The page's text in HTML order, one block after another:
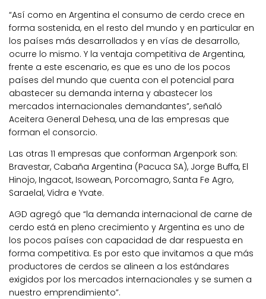
“Así como en Argentina el consumo de cerdo crece en
forma sostenida, en el resto del mundo y en particular en
los países más desarrollados y en vías de desarrollo,
ocurre lo mismo. Y la ventaja competitiva de Argentina,
frente a este escenario, es que es uno de los pocos
países del mundo que cuenta con el potencial para
abastecer su demanda interna y abastecer los
mercados internacionales demandantes”, señaló
Aceitera General Dehesa, una de las empresas que
forman el consorcio.
Las otras 11 empresas que conforman Argenpork son:
Bravestar, Cabaña Argentina (Pacuca SA), Jorge Buffa, El
Hinojo, Ingacot, Isowean, Porcomagro, Santa Fe Agro,
Saraelal, Vidra e Yvate.
AGD agregó que “la demanda internacional de carne de
cerdo está en pleno crecimiento y Argentina es uno de
los pocos países con capacidad de dar respuesta en
forma competitiva. Es por esto que invitamos a que más
productores de cerdos se alineen a los estándares
exigidos por los mercados internacionales y se sumen a
nuestro emprendimiento”.